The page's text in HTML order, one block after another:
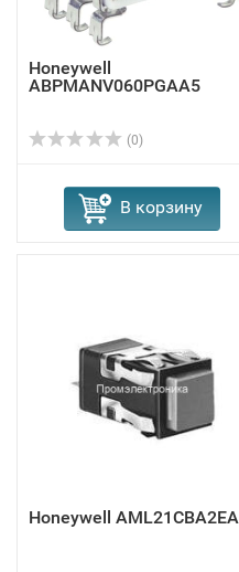
Honeywell
ABPMANV060PGAA5
(0)
В корзину
Honeywell AML21CBA2EA